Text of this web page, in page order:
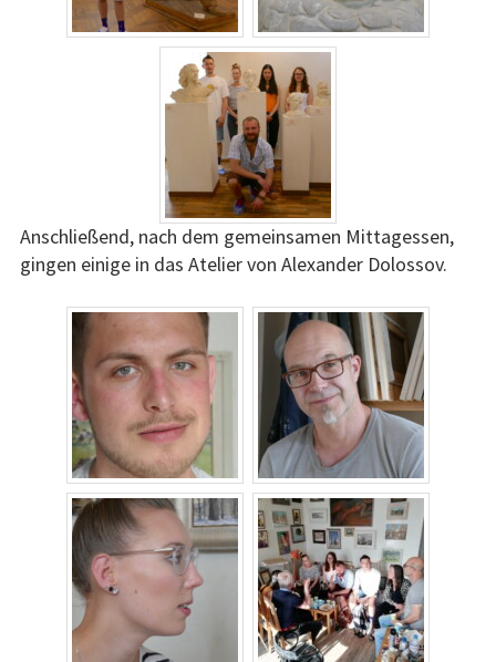
Anschließend, nach dem gemeinsamen Mittagessen,
gingen einige in das Atelier von Alexander Dolossov.